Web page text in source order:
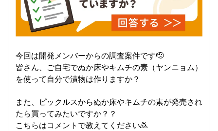
今回は開発メンバーからの調査案件です🫡
皆さん、ご自宅でぬか床やキムチの素（ヤンニョム）
を使って自分で漬物は作りますか？
また、ピックルスからぬか床やキムチの素が発売され
たら買ってみたいですか？？
こちらはコメントで教えてください🙇